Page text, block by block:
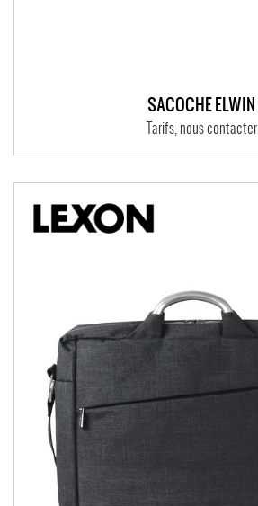
SACOCHE ELWIN
Tarifs, nous contacter